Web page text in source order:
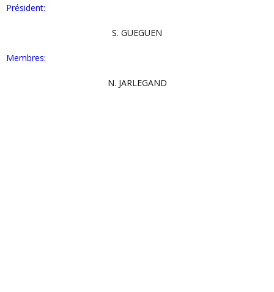
Président:
S. GUEGUEN
Membres:
N. JARLEGAND